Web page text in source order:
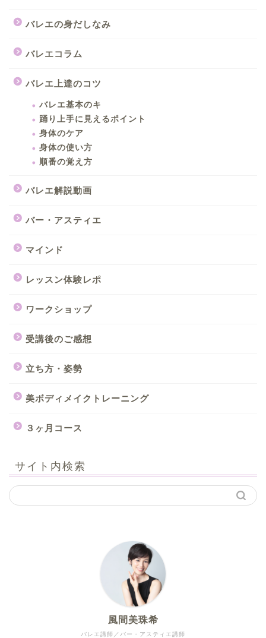
バレエの身だしなみ
バレエコラム
バレエ上達のコツ
バレエ基本のキ
踊り上手に見えるポイント
身体のケア
身体の使い方
順番の覚え方
バレエ解説動画
バー・アスティエ
マインド
レッスン体験レポ
ワークショップ
受講後のご感想
立ち方・姿勢
美ボディメイクトレーニング
３ヶ月コース
サイト内検索
バレエ講師／バー・アスティエ講師
風間美珠希